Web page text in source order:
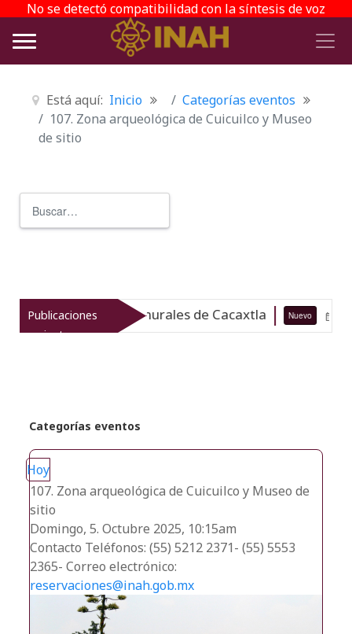
No se detectó compatibilidad con la síntesis de voz
Está aquí: Inicio
Categorías eventos
107. Zona arqueológica de Cuicuilco y Museo
de sitio
Publicaciones
recientes
las pinturas murales de Cacaxtla Nuevo 10-
Categorías eventos
Hoy
107. Zona arqueológica de Cuicuilco y Museo de
sitio
Domingo, 5. Octubre 2025, 10:15am
Contacto Teléfonos: (55) 5212 2371- (55) 5553
2365- Correo electrónico:
reservaciones@inah.gob.mx